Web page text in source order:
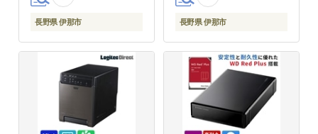
長野県 伊那市 長野県 伊那市